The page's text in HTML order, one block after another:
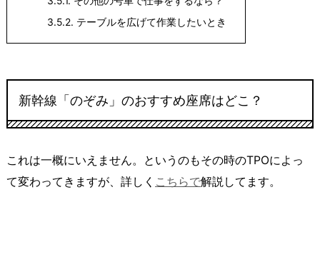
3.5.2. テーブルを広げて作業したいとき
新幹線「のぞみ」のおすすめ座席はどこ？
これは一概にいえません。というのもその時のTPOによっ
て変わってきますが、詳しく こちらで解説してます。